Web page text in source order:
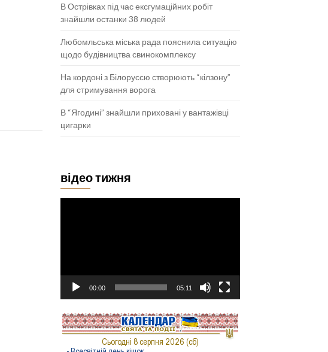
В Острівках під час ексгумаційних робіт
знайшли останки 38 людей
Любомльська міська рада пояснила ситуацію
щодо будівництва свинокомплексу
На кордоні з Білоруссю створюють “кілзону”
для стримування ворога
В “Ягодині” знайшли приховані у вантажівці
цигарки
відео тижня
00:00 05:11